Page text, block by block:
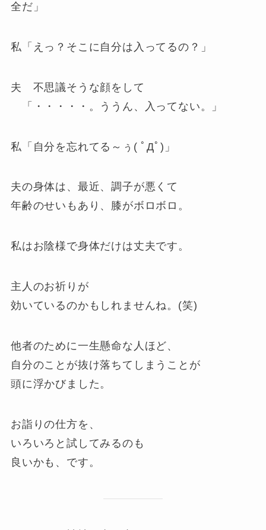
全だ」
私「えっ？そこに自分は入ってるの？」
夫 不思議そうな顔をして
「・・・・・。ううん、入ってない。」
私「自分を忘れてる～ぅ( ﾟДﾟ)」
夫の身体は、最近、調子が悪くて
年齢のせいもあり、膝がボロボロ。
私はお陰様で身体だけは丈夫です。
主人のお祈りが
効いているのかもしれませんね。(笑)
他者のために一生懸命な人ほど、
自分のことが抜け落ちてしまうことが
頭に浮かびました。
お詣りの仕方を、
いろいろと試してみるのも
良いかも、です。